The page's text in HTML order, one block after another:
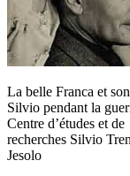
La belle Franca et
Silvio pendant la
Centre d’études et de
recherches Silvio
Jesolo